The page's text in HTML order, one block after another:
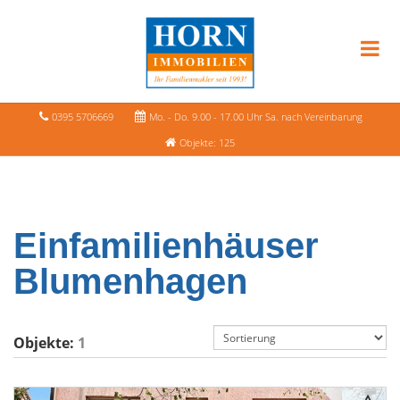
0395 5706669
Mo. - Do. 9.00 - 17.00 Uhr Sa. nach Vereinbarung
Objekte: 125
Einfamilienhäuser
Blumenhagen
Objekte: 1